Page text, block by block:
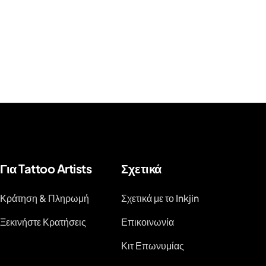
Για Tattoo Artists
Κράτηση & Πληρωμή
Ξεκινήστε Κρατήσεις
Σχετικά
Σχετικά με το Inkjin
Επικοινωνία
Κιτ Επωνυμίας